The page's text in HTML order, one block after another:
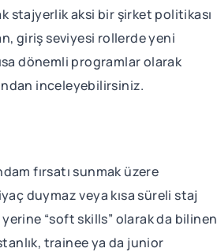
stajyerlik aksi bir şirket politikası
giriş seviyesi rollerde yeni
dönemli programlar olarak
inceleyebilirsiniz.
fırsatı sunmak üzere
duymaz veya kısa süreli staj
“soft skills” olarak da bilinen
trainee ya da junior